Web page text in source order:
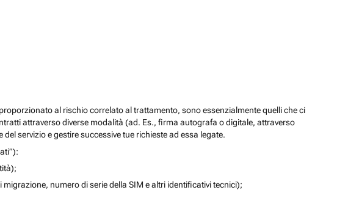
al rischio correlato al trattamento, sono essenzialmente quelli che ci
attraverso diverse modalità (ad. Es., firma autografa o digitale, attraverso
servizio e gestire successive tue richieste ad essa legate.
numero di serie della SIM e altri identificativi tecnici);